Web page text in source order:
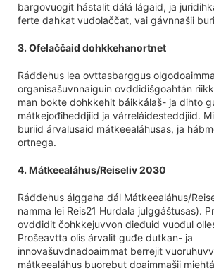
bargovuogit hástalit dálá lágaid, ja
ferte dahkat vuđolaččat, vai gávnnašii
3. Ofelaččaid dohkkehanortnet
Ráđđehus lea ovttasbarggus
organisašuvnnaiguin ovddidišgoahtán
man bokte dohkkehit báikkálaš- ja dihto
mátkejođiheddjiid ja várreláidesteddjiid.
buriid árvalusaid mátkeealáhusas, ja
ortnega.
4. Mátkeealáhus/Reiseliv 2030
Ráđđehus álggaha dál Mátkeealáhus/
namma lei Reis21 Hurdala julggáštusas).
ovddidit čohkkejuvvon dieđuid vuođul
Prošeavtta olis árvalit guđe dutkan- ja
innovašuvdnadoaimmat berrejit
mátkeealáhus buorebut doaimmašii